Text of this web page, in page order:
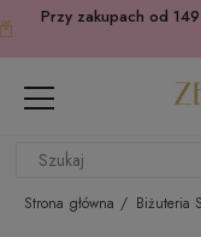
Przy zakupach od 149
Strona główna Biżuteria